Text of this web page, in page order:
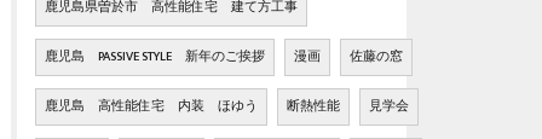
鹿児島県曽於市 高性能住宅 建て方工事
鹿児島 PASSIVE STYLE 新年のご挨拶 漫画 佐藤の窓
鹿児島 高性能住宅 内装 ほゆう 断熱性能 見学会